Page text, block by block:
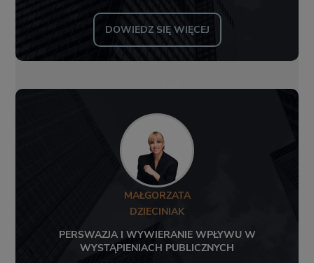
DOWIEDZ SIĘ WIĘCEJ
MAŁGORZATA
DZIECINIAK
PERSWAZJA I WYWIERANIE WPŁYWU W
WYSTĄPIENIACH PUBLICZNYCH